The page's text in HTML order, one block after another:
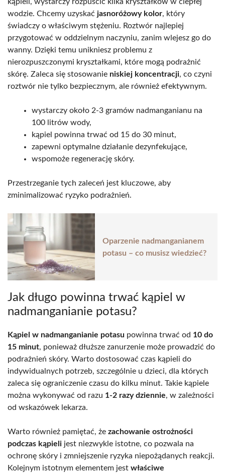
wodzie. Chcemy uzyskać jasnoróżowy kolor, który
świadczy o właściwym stężeniu. Roztwór najlepiej
przygotować w oddzielnym naczyniu, zanim wlejesz go do
wanny. Dzięki temu unikniesz problemu z
nierozpuszczonymi kryształkami, które mogą podrażnić
skórę. Zaleca się stosowanie niskiej koncentracji, co czyni
roztwór nie tylko bezpiecznym, ale również efektywnym.
wystarczy około 2-3 gramów nadmanganianu na
100 litrów wody,
kąpiel powinna trwać od 15 do 30 minut,
zapewni optymalne działanie dezynfekujące,
wspomoże regenerację skóry.
Przestrzeganie tych zaleceń jest kluczowe, aby
zminimalizować ryzyko podrażnień.
Oparzenie nadmanganianem
potasu – co musisz wiedzieć?
Jak długo powinna trwać kąpiel w
nadmanganianie potasu?
Kąpiel w nadmanganianie potasu powinna trwać od 10 do
15 minut, ponieważ dłuższe zanurzenie może prowadzić do
podrażnień skóry. Warto dostosować czas kąpieli do
indywidualnych potrzeb, szczególnie u dzieci, dla których
zaleca się ograniczenie czasu do kilku minut. Takie kąpiele
można wykonywać od razu 1-2 razy dziennie, w zależności
od wskazówek lekarza.
Warto również pamiętać, że zachowanie ostrożności
podczas kąpieli jest niezwykle istotne, co pozwala na
ochronę skóry i zmniejszenie ryzyka niepożądanych reakcji.
Kolejnym istotnym elementem jest właściwe